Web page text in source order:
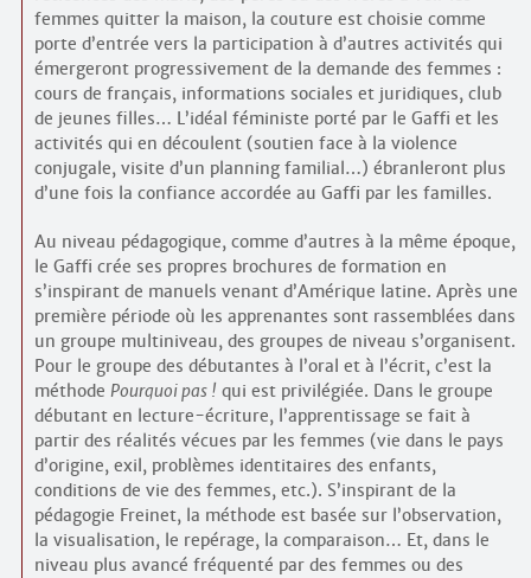
femmes quitter la maison, la couture est choisie comme
porte d’entrée vers la participation à d’autres activités qui
émergeront progressivement de la demande des femmes :
cours de français, informations sociales et juridiques, club
de jeunes filles… L’idéal féministe porté par le Gaffi et les
activités qui en découlent (soutien face à la violence
conjugale, visite d’un planning familial…) ébranleront plus
d’une fois la confiance accordée au Gaffi par les familles.
Au niveau pédagogique, comme d’autres à la même époque,
le Gaffi crée ses propres brochures de formation en
s’inspirant de manuels venant d’Amérique latine. Après une
première période où les apprenantes sont rassemblées dans
un groupe multiniveau, des groupes de niveau s’organisent.
Pour le groupe des débutantes à l’oral et à l’écrit, c’est la
méthode Pourquoi pas !qui est privilégiée. Dans le groupe
débutant en lecture-écriture, l’apprentissage se fait à
partir des réalités vécues par les femmes (vie dans le pays
d’origine, exil, problèmes identitaires des enfants,
conditions de vie des femmes, etc.). S’inspirant de la
pédagogie Freinet, la méthode est basée sur l’observation,
la visualisation, le repérage, la comparaison… Et, dans le
niveau plus avancé fréquenté par des femmes ou des